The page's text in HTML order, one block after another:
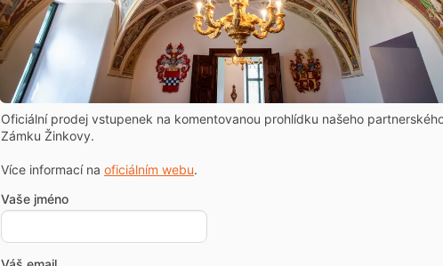
Oficiální prodej vstupenek na komentovanou prohlídku našeho
Zámku Žinkovy.
Více informací na oficiálním webu.
Vaše jméno